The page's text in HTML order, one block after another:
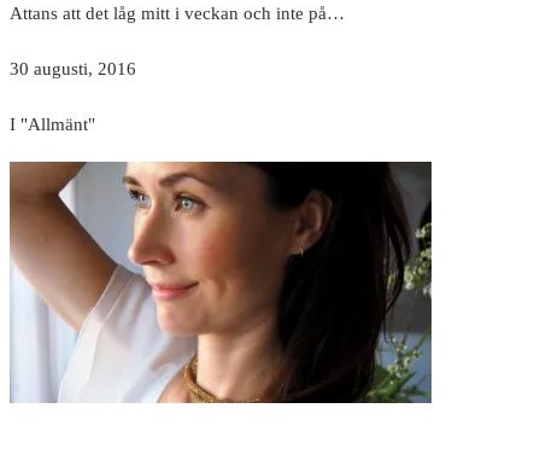
Attans att det låg mitt i veckan och inte på…
30 augusti, 2016
I "Allmänt"